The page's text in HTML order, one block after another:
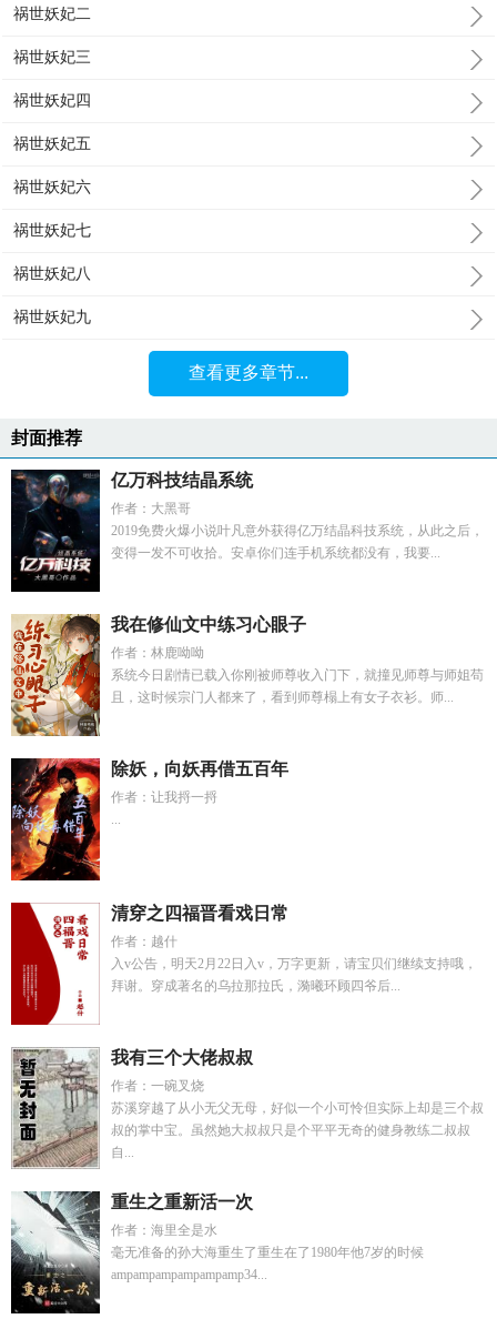
祸世妖妃二
祸世妖妃三
祸世妖妃四
祸世妖妃五
祸世妖妃六
祸世妖妃七
祸世妖妃八
祸世妖妃九
查看更多章节...
封面推荐
亿万科技结晶系统
作者：大黑哥
2019免费火爆小说叶凡意外获得亿万结晶科技系统，从此之后，
变得一发不可收拾。安卓你们连手机系统都没有，我要...
我在修仙文中练习心眼子
作者：林鹿呦呦
系统今日剧情已载入你刚被师尊收入门下，就撞见师尊与师姐苟
且，这时候宗门人都来了，看到师尊榻上有女子衣衫。师...
除妖，向妖再借五百年
作者：让我捋一捋
...
清穿之四福晋看戏日常
作者：越什
入v公告，明天2月22日入v，万字更新，请宝贝们继续支持哦，
拜谢。穿成著名的乌拉那拉氏，漪曦环顾四爷后...
我有三个大佬叔叔
作者：一碗叉烧
苏溪穿越了从小无父无母，好似一个小可怜但实际上却是三个叔
叔的掌中宝。虽然她大叔叔只是个平平无奇的健身教练二叔叔
自...
重生之重新活一次
作者：海里全是水
毫无准备的孙大海重生了重生在了1980年他7岁的时候
ampampampampampamp34...